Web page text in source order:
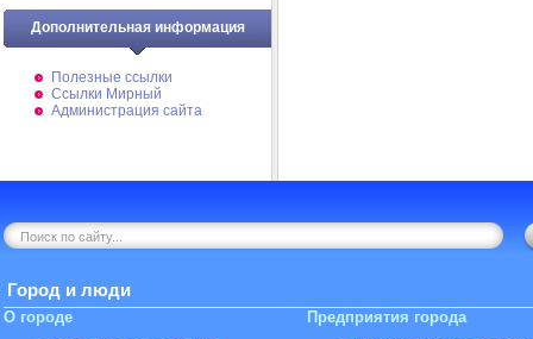
Дополнительная информация
Полезные ссылки
Ссылки Мирный
Администрация сайта
Город и люди
О городе Предприятия города